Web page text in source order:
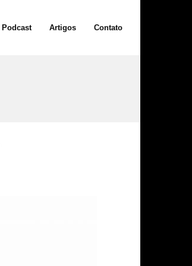
Podcast Artigos Contato